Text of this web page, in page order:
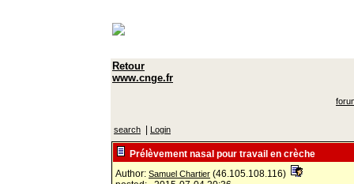
Retour
www.cnge.fr
search Login
Prélèvement nasal pour travail en crèche
Author: Samuel Chartier (46.105.108.116)